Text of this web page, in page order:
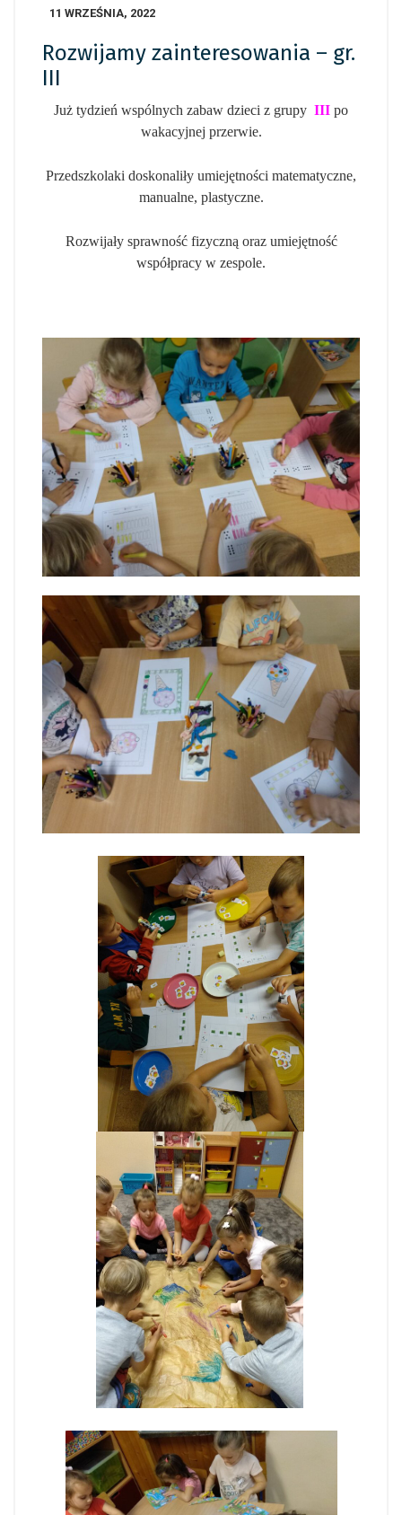
11 WRZEŚNIA, 2022
Rozwijamy zainteresowania – gr.
III
Już tydzień wspólnych zabaw dzieci z grupy III po
wakacyjnej przerwie.
Przedszkolaki doskonaliły umiejętności matematyczne,
manualne, plastyczne.
Rozwijały sprawność fizyczną oraz umiejętność
współpracy w zespole.